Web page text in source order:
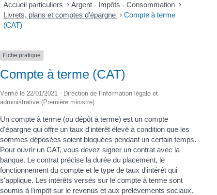
Accueil particuliers > Argent - Impôts - Consommation >
Livrets, plans et comptes d'épargne > Compte à terme
(CAT)
Fiche pratique
Compte à terme (CAT)
Vérifié le 22/01/2021 - Direction de l'information légale et
administrative (Première ministre)
Un compte à terme (ou dépôt à terme) est un compte
d'épargne qui offre un taux d'intérêt élevé à condition que les
sommes déposées soient bloquées pendant un certain temps.
Pour ouvrir un CAT, vous devez signer un contrat avec la
banque. Le contrat précise la durée du placement, le
fonctionnement du compte et le type de taux d'intérêt qui
s'applique. Les intérêts versés sur le compte à terme sont
soumis à l'impôt sur le revenus et aux prélèvements sociaux.